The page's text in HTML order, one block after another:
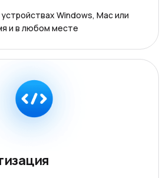
Windows, Mac или
и в любом месте